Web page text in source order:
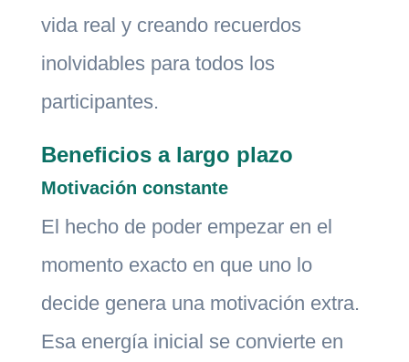
vida real y creando recuerdos
inolvidables para todos los
participantes.
Beneficios a largo plazo
Motivación constante
El hecho de poder empezar en el
momento exacto en que uno lo
decide genera una motivación extra.
Esa energía inicial se convierte en